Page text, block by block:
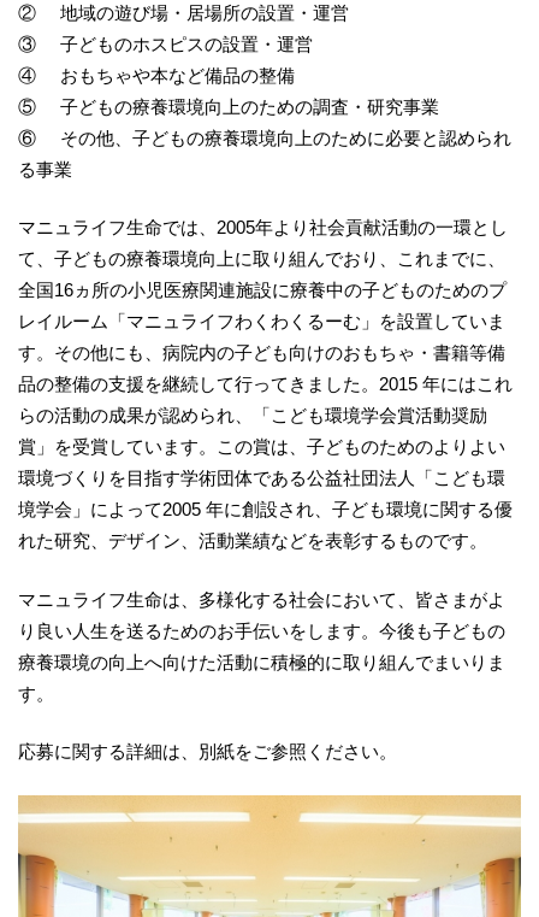
② 地域の遊び場・居場所の設置・運営
③ 子どものホスピスの設置・運営
④ おもちゃや本など備品の整備
⑤ 子どもの療養環境向上のための調査・研究事業
⑥ その他、子どもの療養環境向上のために必要と認められ
る事業
マニュライフ生命では、2005年より社会貢献活動の一環とし
て、子どもの療養環境向上に取り組んでおり、これまでに、
全国16ヵ所の小児医療関連施設に療養中の子どものためのプ
レイルーム「マニュライフわくわくるーむ」を設置していま
す。その他にも、病院内の子ども向けのおもちゃ・書籍等備
品の整備の支援を継続して行ってきました。2015 年にはこれ
らの活動の成果が認められ、「こども環境学会賞活動奨励
賞」を受賞しています。この賞は、子どものためのよりよい
環境づくりを目指す学術団体である公益社団法人「こども環
境学会」によって2005 年に創設され、子ども環境に関する優
れた研究、デザイン、活動業績などを表彰するものです。
マニュライフ生命は、多様化する社会において、皆さまがよ
り良い人生を送るためのお手伝いをします。今後も子どもの
療養環境の向上へ向けた活動に積極的に取り組んでまいりま
す。
応募に関する詳細は、別紙をご参照ください。